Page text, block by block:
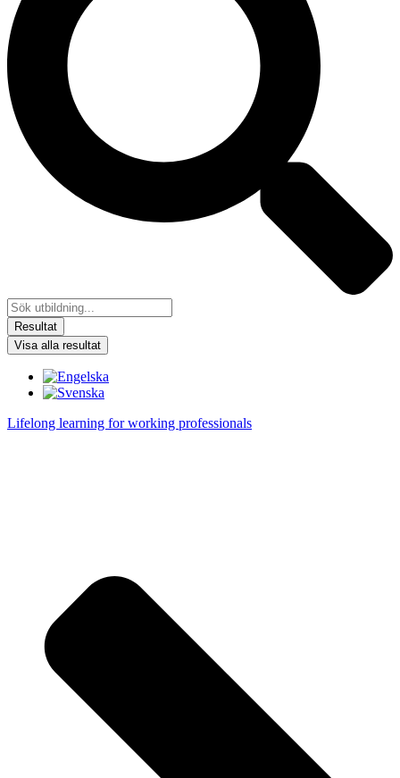
Resultat
Visa alla resultat
Lifelong learning for working professionals